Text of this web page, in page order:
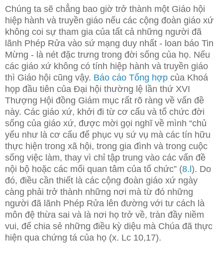
Chúng ta sẽ chẳng bao giờ trở thành một Giáo hội
hiệp hành và truyền giáo nếu các cộng đoàn giáo xứ
không coi sự tham gia của tất cả những người đã
lãnh Phép Rửa vào sứ mạng duy nhất - loan báo Tin
Mừng - là nét đặc trưng trong đời sống của họ. Nếu
các giáo xứ không có tính hiệp hành và truyền giáo
thì Giáo hội cũng vậy. Báo cáo Tổng hợp của Khoá
họp đầu tiên của Đại hội thường lệ lần thứ XVI
Thượng Hội đồng Giám mục rất rõ ràng về vấn đề
này. Các giáo xứ, khởi đi từ cơ cấu và tổ chức đời
sống của giáo xứ, được mời gọi nghĩ về mình “chủ
yếu như là cơ cấu để phục vụ sứ vụ mà các tín hữu
thực hiện trong xã hội, trong gia đình và trong cuộc
sống việc làm, thay vì chỉ tập trung vào các vấn đề
nội bộ hoặc các mối quan tâm của tổ chức” (8.l ). Do
đó, điều cần thiết là các cộng đoàn giáo xứ ngày
càng phải trở thành những nơi mà từ đó những
người đã lãnh Phép Rửa lên đường với tư cách là
môn đệ thừa sai và là nơi họ trở về, tràn đầy niềm
vui, để chia sẻ những điều kỳ diệu mà Chúa đã thực
hiện qua chứng tá của họ (x. Lc 10,17).